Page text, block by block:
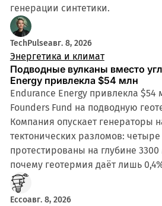
генерации синтетики.
TechPulseавг. 8, 2026
Энергетика и климат
Подводные вулканы вместо
Energy привлекла $54 млн
Endurance Energy привлекла $54
Founders Fund на подводную
Компания опускает генераторы
тектонических разломов:
протестированы на глубине
почему геотермия даёт лишь
Eccoавг. 8, 2026